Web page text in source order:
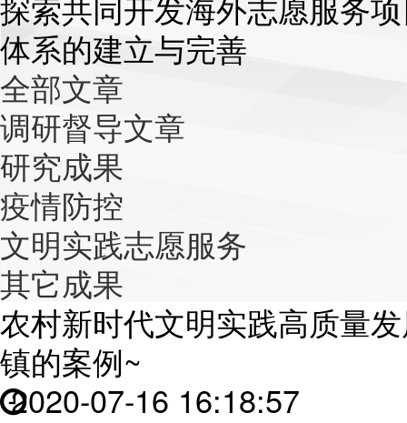
体系的建立与完善
全部文章
调研督导文章
研究成果
疫情防控
文明实践志愿服务
其它成果
农村新时代文明实践高质量
镇的案例~
2020-07-16 16:18:57